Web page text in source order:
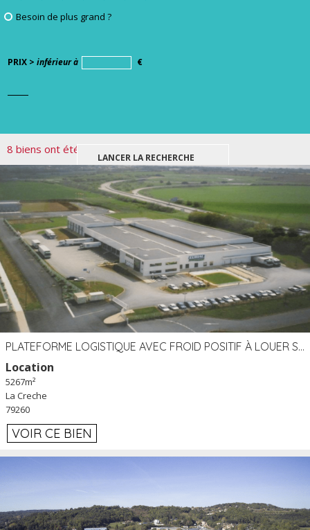
Besoin de plus grand ?
PRIX > inférieur à €
8 biens ont été trouvés pour votre recherche.
PLATEFORME LOGISTIQUE AVEC FROID POSITIF À LOUER SECTEUR NIORT (79)
Location
5267m²
La Creche
79260
VOIR CE BIEN